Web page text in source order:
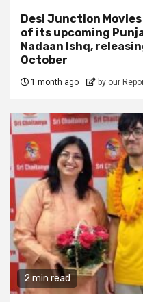
Desi Junction
of its upcoming
Nadaan Ishq,
October
1 month ago by our
2 min read